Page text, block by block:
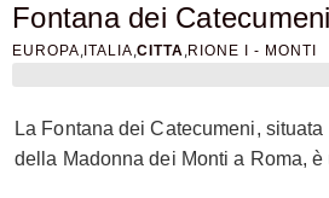
Fontana dei Catecumeni
EUROPA, ITALIA,CITTA,RIONE I - MONTI
La Fontana dei Catecumeni,
della Madonna dei Monti a Roma,